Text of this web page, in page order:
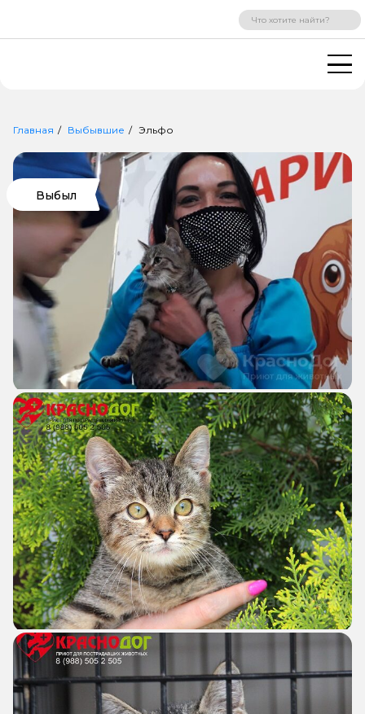
ВХОД РЕГИСТРАЦИЯ
Главная Выбывшие Эльфо
Выбыл